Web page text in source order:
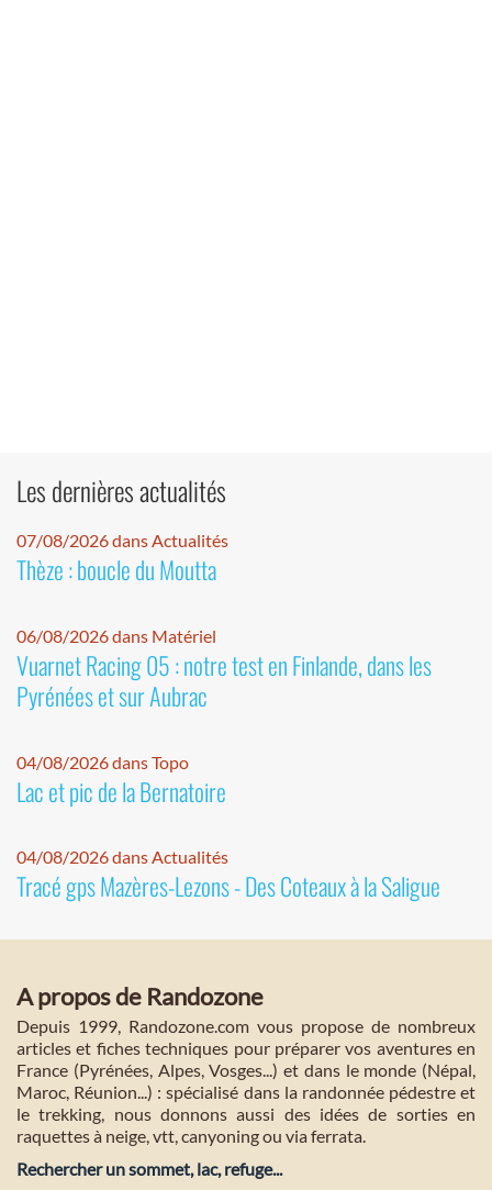
Les dernières actualités
07/08/2026 dans Actualités
Thèze : boucle du Moutta
06/08/2026 dans Matériel
Vuarnet Racing 05 : notre test en Finlande, dans les
Pyrénées et sur Aubrac
04/08/2026 dans Topo
Lac et pic de la Bernatoire
04/08/2026 dans Actualités
Tracé gps Mazères-Lezons - Des Coteaux à la Saligue
A propos de Randozone
Depuis 1999, Randozone.com vous propose de nombreux
articles et fiches techniques pour préparer vos aventures en
France (Pyrénées, Alpes, Vosges...) et dans le monde (Népal,
Maroc, Réunion...) : spécialisé dans la randonnée pédestre et
le trekking, nous donnons aussi des idées de sorties en
raquettes à neige, vtt, canyoning ou via ferrata.
Rechercher un sommet, lac, refuge...